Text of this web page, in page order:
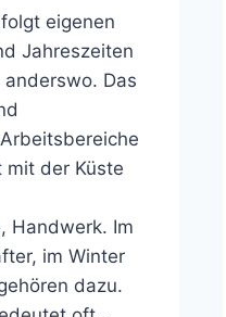
eigenen
Jahreszeiten
Das
der Küste
Handwerk. Im
im Winter
dazu.